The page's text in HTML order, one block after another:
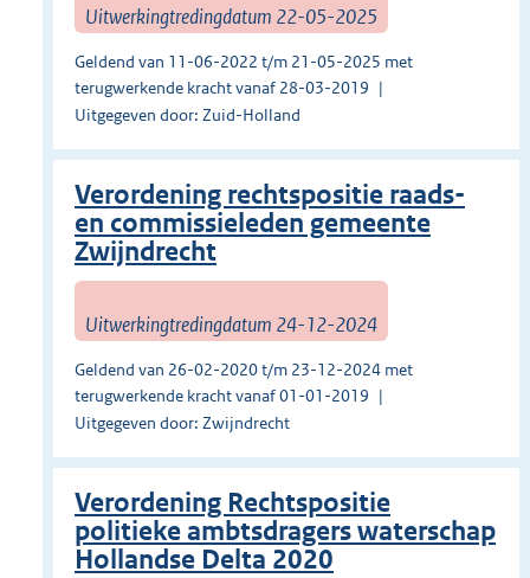
Uitwerkingtredingdatum 22-05-2025
Geldend van 11-06-2022 t/m 21-05-2025 met
terugwerkende kracht vanaf 28-03-2019
Uitgegeven door: Zuid-Holland
Verordening rechtspositie raads-
en commissieleden gemeente
Zwijndrecht
Uitwerkingtredingdatum 24-12-2024
Geldend van 26-02-2020 t/m 23-12-2024 met
terugwerkende kracht vanaf 01-01-2019
Uitgegeven door: Zwijndrecht
Verordening Rechtspositie
politieke ambtsdragers waterschap
Hollandse Delta 2020